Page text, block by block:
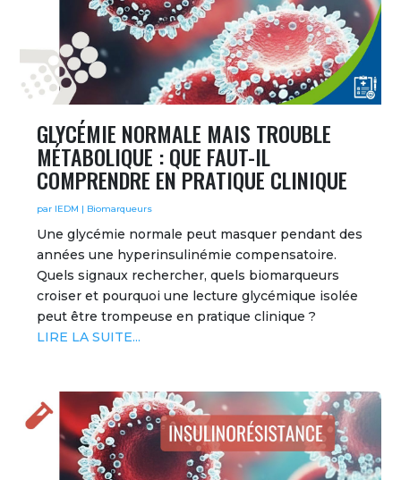
GLYCÉMIE NORMALE MAIS TROUBLE
MÉTABOLIQUE : QUE FAUT-IL
COMPRENDRE EN PRATIQUE CLINIQUE
par IEDM | Biomarqueurs
Une glycémie normale peut masquer pendant des
années une hyperinsulinémie compensatoire.
Quels signaux rechercher, quels biomarqueurs
croiser et pourquoi une lecture glycémique isolée
peut être trompeuse en pratique clinique ?
LIRE LA SUITE...